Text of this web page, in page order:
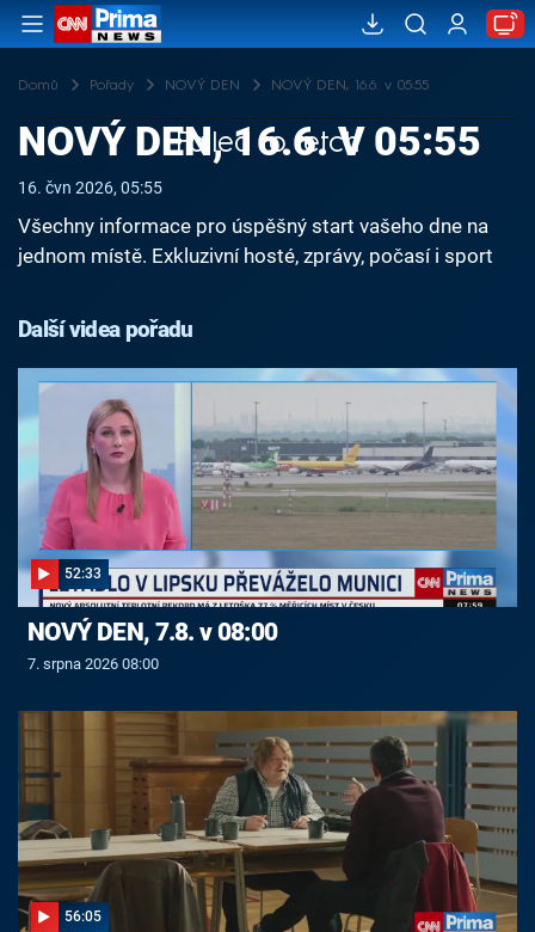
Domů Pořady NOVÝ DEN NOVÝ DEN, 16.6. v 05:55
Failed to fetch
NOVÝ DEN, 16.6. V 05:55
16. čvn 2026, 05:55
Všechny informace pro úspěšný start vašeho dne na
jednom místě. Exkluzivní hosté, zprávy, počasí i sport
Další videa pořadu
52:33
NOVÝ DEN, 7.8. v 08:00
7. srpna 2026 08:00
56:05